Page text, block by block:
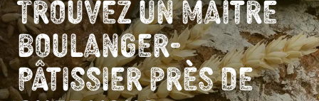
Boulanger-
Pâtissier près de